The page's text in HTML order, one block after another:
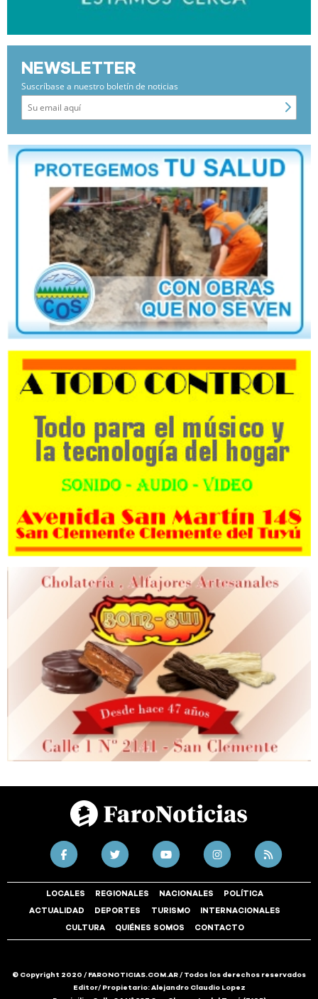
NEWSLETTER
Suscríbase a nuestro boletín de noticias
LOCALES REGIONALES NACIONALES POLÍTICA
ACTUALIDAD DEPORTES TURISMO INTERNACIONALES
CULTURA QUIÉNES SOMOS CONTACTO
© Copyright 2020 / FARONOTICIAS.COM.AR / Todos los derechos reservados
Editor/ Propietario: Alejandro Claudio Lopez